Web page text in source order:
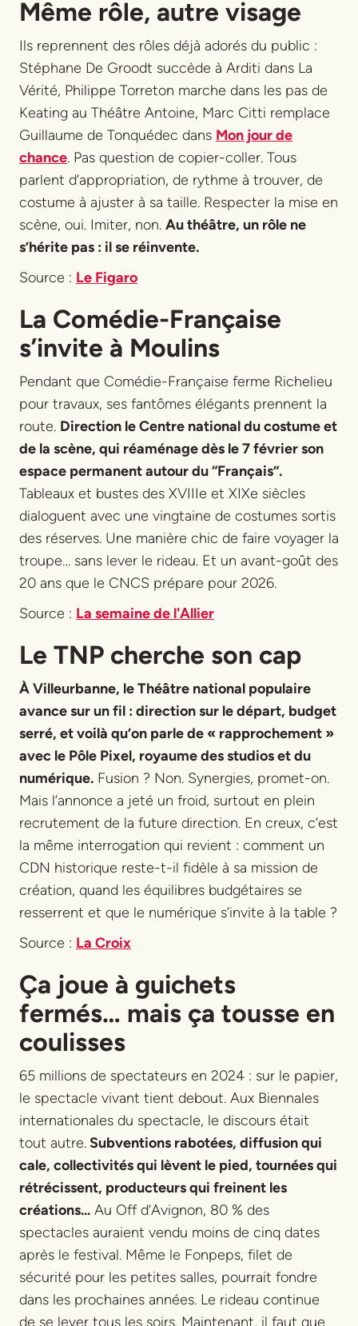
Même rôle, autre visage
Ils reprennent des rôles déjà adorés du public :
Stéphane De Groodt succède à Arditi dans La
Vérité, Philippe Torreton marche dans les pas de
Keating au Théâtre Antoine, Marc Citti remplace
Guillaume de Tonquédec dans Mon jour de
chance. Pas question de copier-coller. Tous
parlent d’appropriation, de rythme à trouver, de
costume à ajuster à sa taille. Respecter la mise en
scène, oui. Imiter, non. Au théâtre, un rôle ne
s’hérite pas : il se réinvente.
Source : Le Figaro
La Comédie-Française
s’invite à Moulins
Pendant que Comédie-Française ferme Richelieu
pour travaux, ses fantômes élégants prennent la
route. Direction le Centre national du costume et
de la scène, qui réaménage dès le 7 février son
espace permanent autour du “Français”.
Tableaux et bustes des XVIIIe et XIXe siècles
dialoguent avec une vingtaine de costumes sortis
des réserves. Une manière chic de faire voyager la
troupe… sans lever le rideau. Et un avant-goût des
20 ans que le CNCS prépare pour 2026.
Source : La semaine de l'Allier
Le TNP cherche son cap
À Villeurbanne, le Théâtre national populaire
avance sur un fil : direction sur le départ, budget
serré, et voilà qu’on parle de « rapprochement »
avec le Pôle Pixel, royaume des studios et du
numérique. Fusion ? Non. Synergies, promet-on.
Mais l’annonce a jeté un froid, surtout en plein
recrutement de la future direction. En creux, c’est
la même interrogation qui revient : comment un
CDN historique reste-t-il fidèle à sa mission de
création, quand les équilibres budgétaires se
resserrent et que le numérique s’invite à la table ?
Source : La Croix
Ça joue à guichets
fermés… mais ça tousse en
coulisses
65 millions de spectateurs en 2024 : sur le papier,
le spectacle vivant tient debout. Aux Biennales
internationales du spectacle, le discours était
tout autre.Subventions rabotées, diffusion qui
cale, collectivités qui lèvent le pied, tournées qui
rétrécissent, producteurs qui freinent les
créations... Au Off d’Avignon, 80 % des
spectacles auraient vendu moins de cinq dates
après le festival. Même le Fonpeps, filet de
sécurité pour les petites salles, pourrait fondre
dans les prochaines années. Le rideau continue
de se lever tous les soirs. Maintenant, il faut que